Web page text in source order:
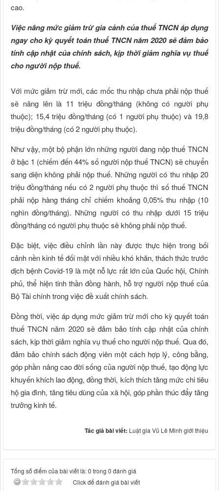
cao.
Việc nâng mức giảm trừ gia cảnh của thuế TNCN áp dụng
ngay cho kỳ quyết toán thuế TNCN năm 2020 sẽ đảm bảo
tính cập nhật của chính sách, kịp thời giảm nghĩa vụ thuế
cho người nộp thuế.
Với mức giảm trừ mới, các mốc thu nhập chưa phải nộp thuế
sẽ nâng lên là 11 triệu đồng/tháng (không có người phụ
thuộc); 15,4 triệu đồng/tháng (có 1 người phụ thuộc) và 19,8
triệu đồng/tháng (có 2 người phụ thuộc).
Như vậy, một bộ phận lớn những người đang nộp thuế TNCN
ở bậc 1 (chiếm đến 44% số người nộp thuế TNCN) sẽ chuyển
sang diện không phải nộp thuế. Những người có thu nhập 20
triệu đồng/tháng nếu có 2 người phụ thuộc thì số thuế TNCN
phải nộp hàng tháng chỉ chiếm khoảng 0,05% thu nhập (10
nghìn đồng/tháng). Những người có thu nhập dưới 15 triệu
đồng/tháng có người phụ thuộc sẽ không phải nộp thuế.
Đặc biệt, việc điều chỉnh lần này được thực hiện trong bối
cảnh nền kinh tế đối mặt với nhiều khó khăn, thách thức trước
dịch bệnh Covid-19 là một nỗ lực rất lớn của Quốc hội, Chính
phủ, thể hiện tinh thần đồng hành, hỗ trợ người nộp thuế của
Bộ Tài chính trong việc đề xuất chính sách.
Đồng thời, việc áp dụng mức giảm trừ mới cho kỳ quyết toán
thuế TNCN năm 2020 sẽ đảm bảo tính cập nhật của chính
sách, kịp thời giảm nghĩa vụ thuế cho người nộp thuế. Qua đó,
đảm bảo chính sách động viên một cách hợp lý, công bằng,
góp phần nâng cao đời sống của người nộp thuế, tạo động lực
khuyến khích lao động, đồng thời, kích thích tăng mức chi tiêu
hộ gia đình, tăng tiêu dùng của xã hội, góp phần thúc đẩy tăng
trưởng kinh tế.
Tác giả bài viết: Luật gia Vũ Lê Minh giới thiệu
Tổng số điểm của bài viết là: 0 trong 0 đánh giá
Click để đánh giá bài viết